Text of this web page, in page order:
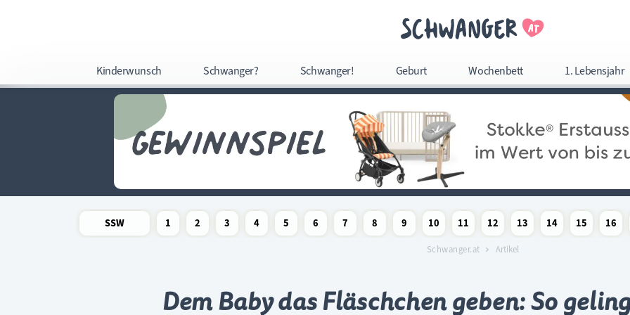
Kinderwunsch Schwanger? Schwanger! Geburt Wochenbett 1. Lebensjahr
überspringen
SSW
1
2
3
4
5
6
7
8
9
Schwangerschaftswoche
10
Schwangerschaftswoche
11
Schwangerschaftswoche
12
Schwangerschaftswoche
13
Schwangerschaftswoche
14
Schwangerschaftswoche
15
16
Schwanger.at Artikel
Dem Baby das Fläschchen geben: So